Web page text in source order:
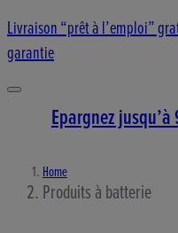
Livraison “prêt à l’emploi”
garantie
Epargnez
Home
Produits à batterie